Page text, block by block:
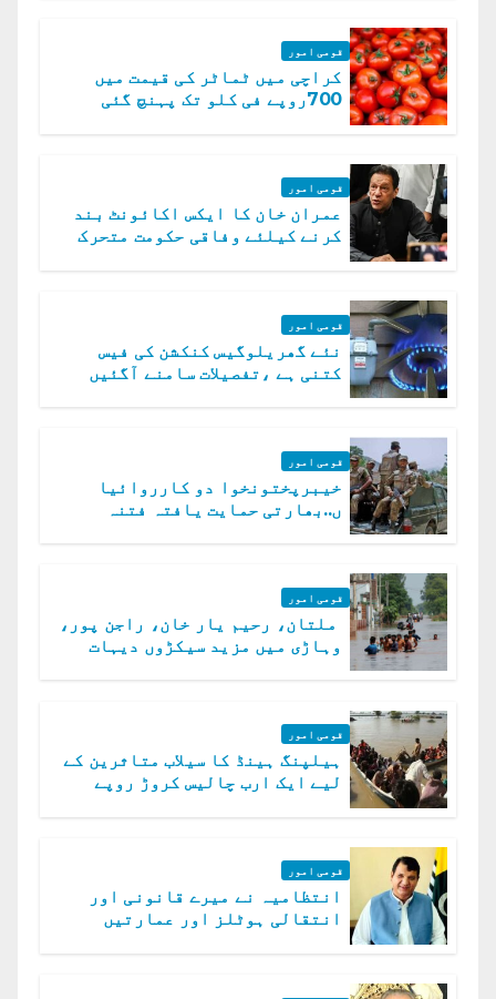
قومی امور
کراچی میں ٹماٹر کی قیمت میں
700روپے فی کلو تک پہنچ گئی
قومی امور
عمران خان کا ایکس اکائونٹ بند
کرنے کیلئے وفاقی حکومت متحرک
قومی امور
نئے گھریلوگیس کنکشن کی فیس
کتنی ہے ،تفصیلات سامنے آگئیں
قومی امور
خیبرپختونخوا دو کارروائیا
ں..بھارتی حمایت یافتہ فتنہ
قومی امور
ملتان، رحیم یار خان، راجن پور،
وہاڑی میں مزید سیکڑوں دیہات
قومی امور
ہیلپنگ ہینڈ کا سیلاب متاثرین کے
لیے ایک ارب چالیس کروڑ روپے
قومی امور
انتظامیہ نے میرے قانونی اور
انتقالی ہوٹلز اور عمارتیں